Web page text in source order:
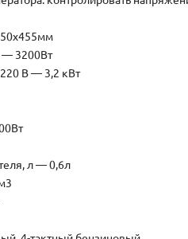
— 3200Вт
В — 3,2 кВт
л — 0,6л